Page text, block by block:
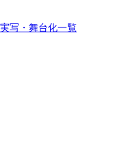
実写・舞台化一覧